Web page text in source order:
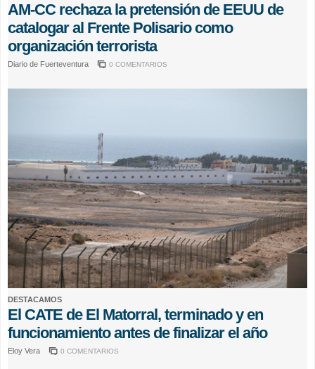
AM-CC rechaza la pretensión de EEUU de
catalogar al Frente Polisario como
organización terrorista
Diario de Fuerteventura 0 COMENTARIOS
DESTACAMOS
El CATE de El Matorral, terminado y en
funcionamiento antes de finalizar el año
Eloy Vera 0 COMENTARIOS